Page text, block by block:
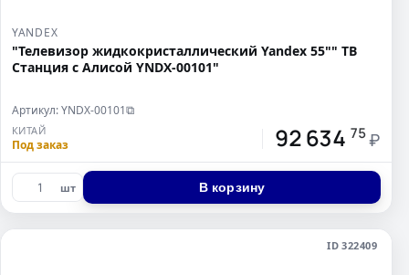
YANDEX
"Телевизор жидкокристаллический Yandex 55"" ТВ
Станция с Алисой YNDX-00101"
Артикул: YNDX-00101⧉
КИТАЙ
Под заказ 92 634 75 ₽
шт В корзину
ID 322409